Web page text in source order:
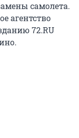
самолета.
агентство
72.RU